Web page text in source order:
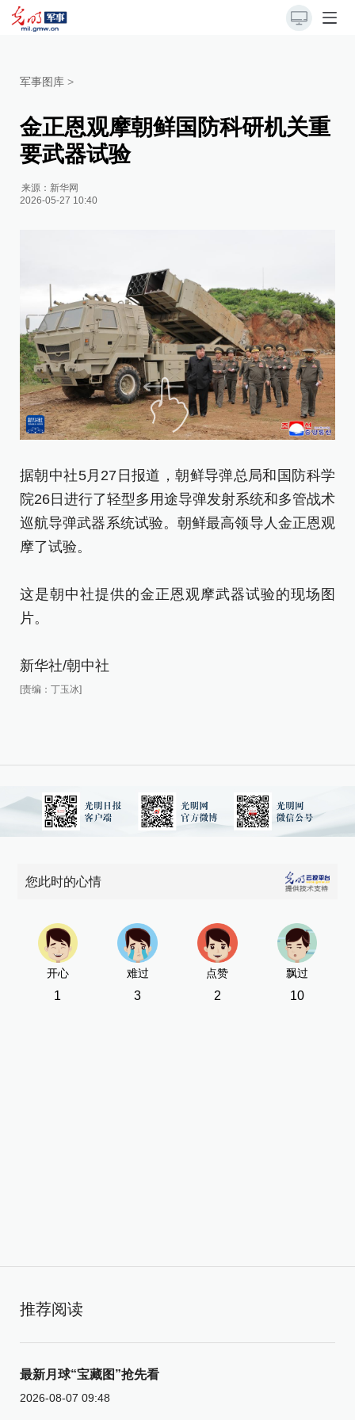
军事图库 >
金正恩观摩朝鲜国防科研机关重
要武器试验
来源： 新华网
2026-05-27 10:40
据朝中社5月27日报道，朝鲜导弹总局和国防科学
院26日进行了轻型多用途导弹发射系统和多管战术
巡航导弹武器系统试验。朝鲜最高领导人金正恩观
摩了试验。
这是朝中社提供的金正恩观摩武器试验的现场图
片。
新华社/朝中社
[责编：丁玉冰]
您此时的心情
开心
1
难过
3
点赞
2
飘过
10
推荐阅读
最新月球“宝藏图”抢先看
2026-08-07 09:48